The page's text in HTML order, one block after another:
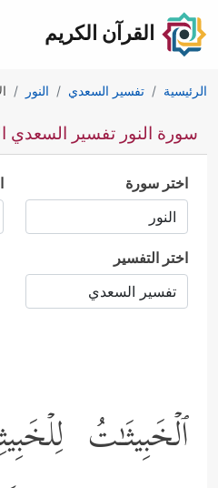
القرآن الكريم
الرئيسية تفسير السعدي النور
سورة النور تفسير السعدي
اختر سورة
اختر التفسير
ٱلۡخَبِیثَـٰتُ